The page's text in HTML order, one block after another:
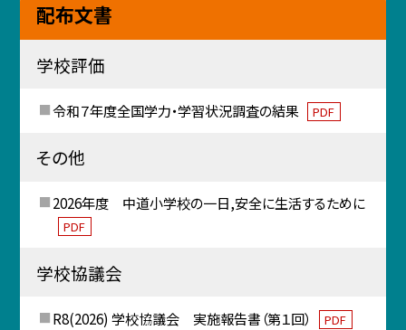
配布文書
学校評価
令和７年度全国学力・学習状況調査の結果 PDF
その他
2026年度 中道小学校の一日,安全に生活するために
PDF
学校協議会
R8(2026) 学校協議会 実施報告書（第１回） PDF